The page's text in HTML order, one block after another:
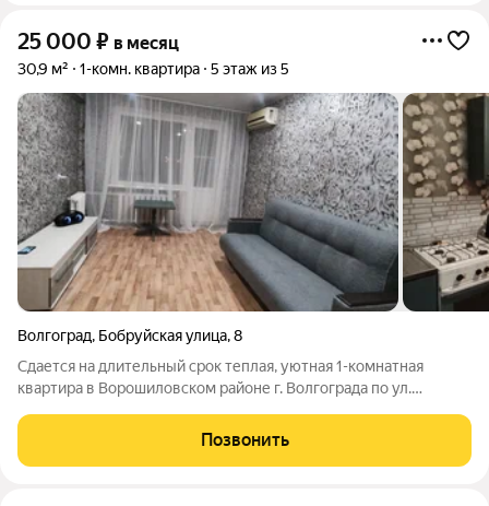
25 000 ₽ в месяц
30,9 м² 1-комн. квартира 5 этаж из 5
Волгоград, Бобруйская улица,8
Сдается на длительный срок теплая, уютная 1-комнатная
квартира в Ворошиловском районе г. Волгограда по ул.
Жилая площадь - 18 м2; Площадь кухни - 6 м2; с/узел
совмещен; балкон. На кухне
Позвонить